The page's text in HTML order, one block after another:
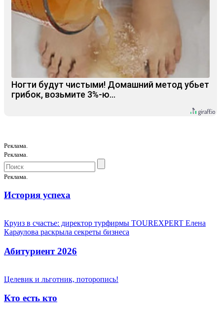
Ногти будут чистыми! Домашний метод убьет
грибок, возьмите 3%-ю…
Реклама.
Реклама.
Реклама.
История успеха
Круиз в счастье: директор турфирмы TOUREXPERT Елена
Караулова раскрыла секреты бизнеса
Абитуриент 2026
Целевик и льготник, поторопись!
Кто есть кто